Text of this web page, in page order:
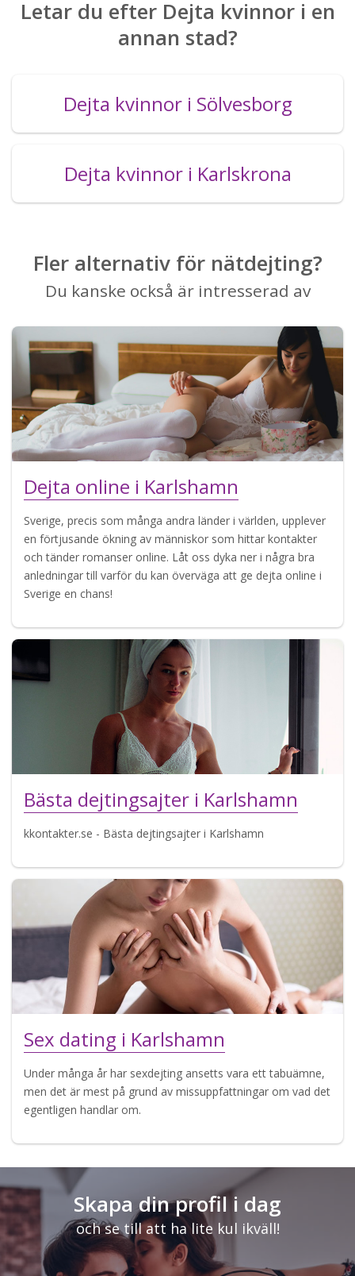
Letar du efter Dejta kvinnor i en
annan stad?
Dejta kvinnor i Sölvesborg
Dejta kvinnor i Karlskrona
Fler alternativ för nätdejting?
Du kanske också är intresserad av
Dejta online i Karlshamn
Sverige, precis som många andra länder i världen, upplever
en förtjusande ökning av människor som hittar kontakter
och tänder romanser online. Låt oss dyka ner i några bra
anledningar till varför du kan överväga att ge dejta online i
Sverige en chans!
Bästa dejtingsajter i Karlshamn
kkontakter.se - Bästa dejtingsajter i Karlshamn
Sex dating i Karlshamn
Under många år har sexdejting ansetts vara ett tabuämne,
men det är mest på grund av missuppfattningar om vad det
egentligen handlar om.
Skapa din profil i dag
och se till att ha lite kul ikväll!